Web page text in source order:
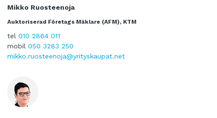
Mikko Ruosteenoja
Auktoriserad Företags Mäklare (AFM), KTM
tel 010 2864 011
mobil 050 3283 250
mikko.ruosteenoja@yrityskaupat.net